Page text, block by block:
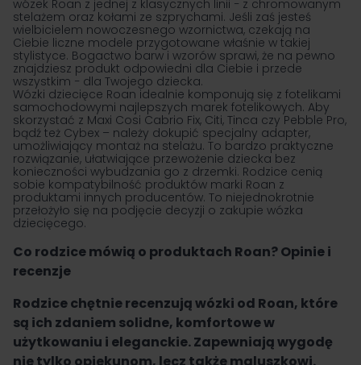
wózek Roan z jednej z klasycznych linii − z chromowanym
stelażem oraz kołami ze szprychami. Jeśli zaś jesteś
wielbicielem nowoczesnego wzornictwa, czekają na
Ciebie liczne modele przygotowane właśnie w takiej
stylistyce. Bogactwo barw i wzorów sprawi, że na pewno
znajdziesz produkt odpowiedni dla Ciebie i przede
wszystkim − dla Twojego dziecka.
Wózki dziecięce Roan idealnie komponują się z fotelikami
samochodowymi najlepszych marek fotelikowych. Aby
skorzystać z Maxi Cosi Cabrio Fix, Citi, Tinca czy Pebble Pro,
bądź też Cybex – należy dokupić specjalny adapter,
umożliwiający montaż na stelażu. To bardzo praktyczne
rozwiązanie, ułatwiające przewożenie dziecka bez
konieczności wybudzania go z drzemki. Rodzice cenią
sobie kompatybilność produktów marki Roan z
produktami innych producentów. To niejednokrotnie
przełożyło się na podjęcie decyzji o zakupie wózka
dziecięcego.
Co rodzice mówią o produktach Roan? Opinie i
recenzje
Rodzice chętnie recenzują wózki od Roan, które
są ich zdaniem solidne, komfortowe w
użytkowaniu i eleganckie. Zapewniają wygodę